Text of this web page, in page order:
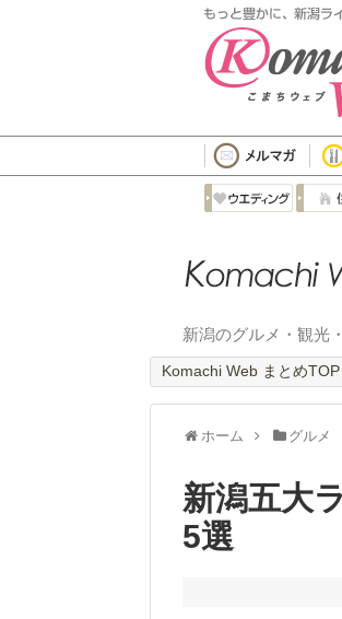
新潟のグルメ・観光
Komachi Web まとめTOP
ホーム グルメ
新潟五大
5選